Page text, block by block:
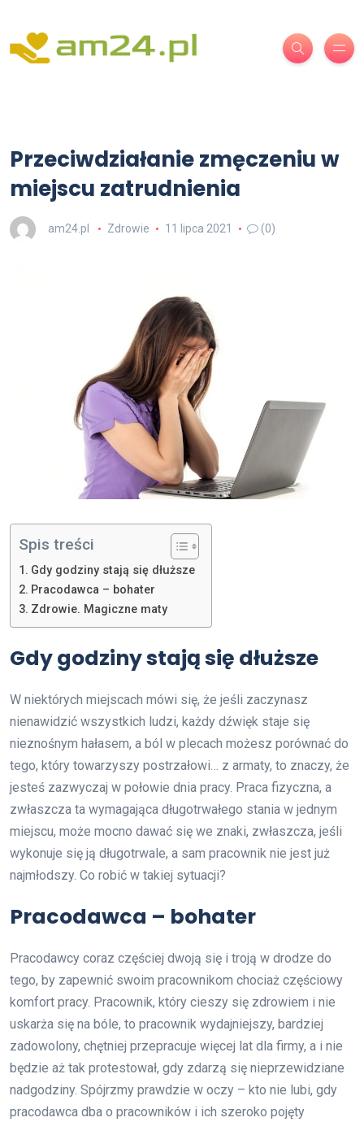
Przeciwdziałanie zmęczeniu w
miejscu zatrudnienia
am24.pl Zdrowie 11 lipca 2021 (0)
Spis treści
Gdy godziny stają się dłuższe
Pracodawca – bohater
Zdrowie. Magiczne maty
Gdy godziny stają się dłuższe
W niektórych miejscach mówi się, że jeśli zaczynasz
nienawidzić wszystkich ludzi, każdy dźwięk staje się
nieznośnym hałasem, a ból w plecach możesz porównać do
tego, który towarzyszy postrzałowi… z armaty, to znaczy, że
jesteś zazwyczaj w połowie dnia pracy. Praca fizyczna, a
zwłaszcza ta wymagająca długotrwałego stania w jednym
miejscu, może mocno dawać się we znaki, zwłaszcza, jeśli
wykonuje się ją długotrwale, a sam pracownik nie jest już
najmłodszy. Co robić w takiej sytuacji?
Pracodawca – bohater
Pracodawcy coraz częściej dwoją się i troją w drodze do
tego, by zapewnić swoim pracownikom chociaż częściowy
komfort pracy. Pracownik, który cieszy się zdrowiem i nie
uskarża się na bóle, to pracownik wydajniejszy, bardziej
zadowolony, chętniej przepracuje więcej lat dla firmy, a i nie
będzie aż tak protestował, gdy zdarzą się nieprzewidziane
nadgodziny. Spójrzmy prawdzie w oczy – kto nie lubi, gdy
pracodawca dba o pracowników i ich szeroko pojęty